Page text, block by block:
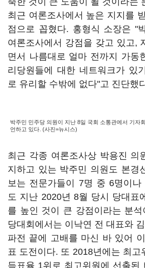
최근 여론조사에서 높은 지지를
점으로 꼽혔다. 홍형식 소장은 "
여론조사에서 강점을 갖고 있고,
면서 나름대로 얼마 전까지 가동
리당원들에 대한 네트워크가 있
로 유리할 수밖에 없다"고 진단했
박주민 민주당 의원이 지난 8일 국회 소통관에서 기자
언하고 있다. (사진=뉴시스)
최근 각종 여론조사상 박용진 의
지하고 있는 박주민 의원도 본경
보는 전문가들이 7명 중 6명이나
도 지난 2020년 8월 당시 당대표
를 높인 것이 큰 강점이라는 분
당대회에서는 이낙연 전 대표와
파전 끝에 고배를 마신 바 있어
표 도전이다. 또 2018년에는 최고
득표율 1위로 최고위원에 선출된